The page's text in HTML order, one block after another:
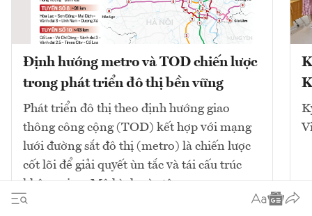
Định hướng metro và TOD chiến lược
trong phát triển đô thị bền vững
Phát triển đô thị theo định hướng giao
thông công cộng (TOD) kết hợp với mạng
lưới đường sắt đô thị (metro) là chiến lược
cốt lõi để giải quyết ùn tắc và tái cấu trúc
không gian. Mô hình này tập...